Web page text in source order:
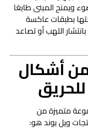
ويمنح المبنى طابعًا
بطبقات عاكسة
اللهب أو تصاعد
أشكال
متميزة من
ويل بوند هو: